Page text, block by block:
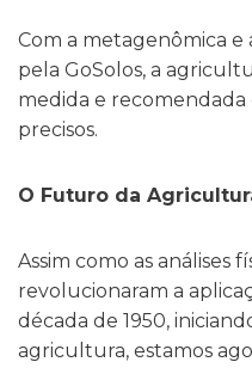
Com a metagenômica
pela GoSolos, a
medida e recomendada
precisos.
O Futuro da
Assim como as análises
revolucionaram a
década de 1950,
agricultura, estamos